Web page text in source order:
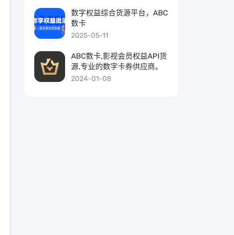
数字权益综合货源平台，ABC
数卡
2025-05-11
ABC数卡,影视会员权益API货
源,专业的数字卡券供应商。
2024-01-08